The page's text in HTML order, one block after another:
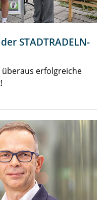
STADTRADELN-
überaus erfolgreiche